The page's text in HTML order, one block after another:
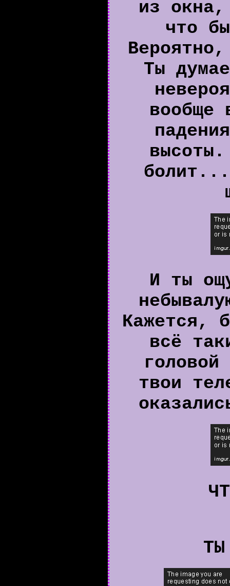
из
что
Ты
вообще
И ты
Кажется,
всё
твои